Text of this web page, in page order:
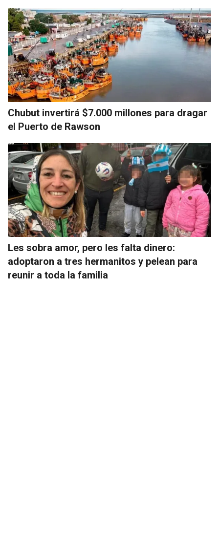
Chubut invertirá $7.000 millones para dragar
el Puerto de Rawson
Les sobra amor, pero les falta dinero:
adoptaron a tres hermanitos y pelean para
reunir a toda la familia